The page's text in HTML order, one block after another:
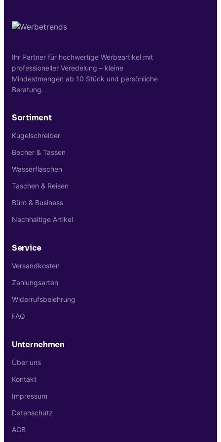
Ihr Partner für hochwertige Werbeartikel mit
professioneller Veredelung – kleine
Mindestmengen ab 10 Stück und persönliche
Beratung.
Sortiment
Kugelschreiber
Becher & Tassen
Wasserflaschen
Taschen & Reisen
Büro & Business
Nachhaltige Artikel
Service
Versandkosten
Zahlungsarten
Widerrufsbelehrung
FAQ
Unternehmen
Über uns
Kontakt
Impressum
Datenschutz
AGB